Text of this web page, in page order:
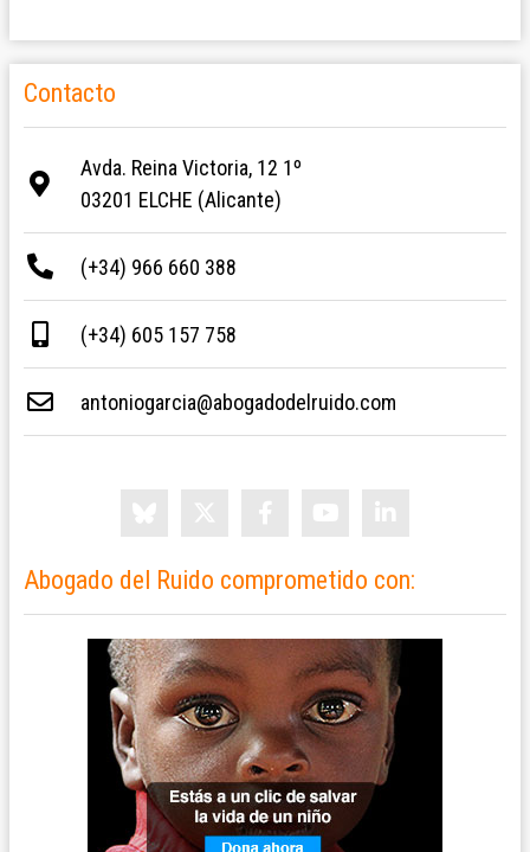
Contacto
Avda. Reina Victoria, 12 1º
03201 ELCHE (Alicante)
(+34) 966 660 388
(+34) 605 157 758
antoniogarcia@abogadodelruido.com
Abogado del Ruido comprometido con: